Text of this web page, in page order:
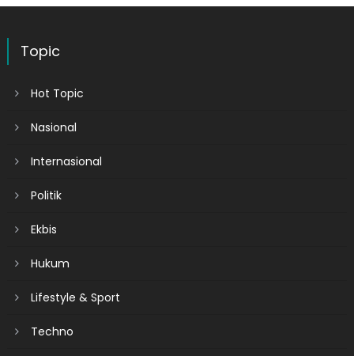
Topic
Hot Topic
Nasional
Internasional
Politik
Ekbis
Hukum
Lifestyle & Sport
Techno